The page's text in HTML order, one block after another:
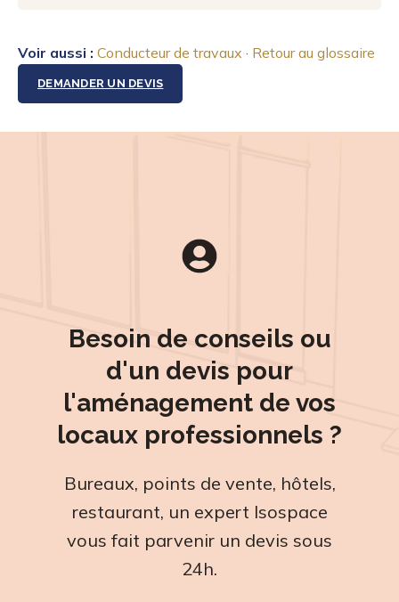
Voir aussi : Conducteur de travaux · Retour au glossaire
DEMANDER UN DEVIS
Besoin de conseils ou
d'un devis pour
l'aménagement de vos
locaux professionnels ?
Bureaux, points de vente, hôtels,
restaurant, un expert Isospace
vous fait parvenir un devis sous
24h.